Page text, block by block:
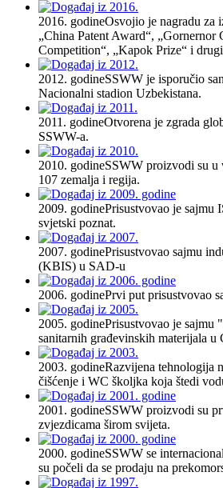
2016. godineOsvojio je nagradu za
„China Patent Award“, „Gornernor
Competition“, „Kapok Prize“ i
2012. godineSSWW je isporučio
Nacionalni stadion Uzbekistana.
2011. godineOtvorena je zgrada
SSWW-a.
2010. godineSSWW proizvodi su
107 zemalja i regija.
2009. godinePrisustvovao je sajmu
svjetski poznat.
2007. godinePrisustvovao sajmu
(KBIS) u SAD-u
2006. godinePrvi put prisustvovao
2005. godinePrisustvovao je sajmu
sanitarnih građevinskih materijala u
2003. godineRazvijena tehnologija
čišćenje i WC školjka koja štedi
2001. godineSSWW proizvodi su
zvjezdicama širom svijeta.
2000. godineSSWW se
su počeli da se prodaju na